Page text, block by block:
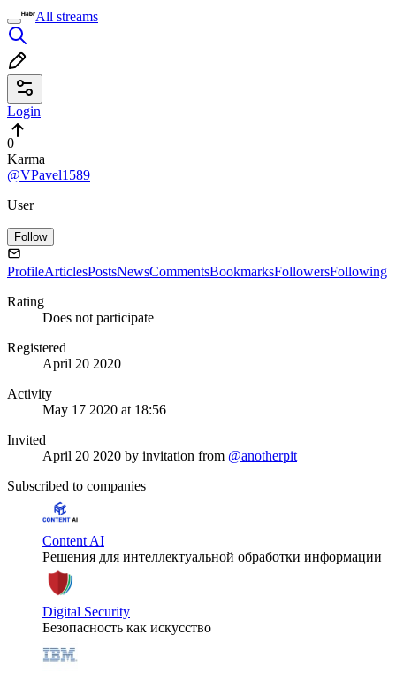
All streams
Login
0
Karma
@VPavel1589
User
Follow
ProfileArticlesPostsNewsCommentsBookmarksFollowersFollowing
Rating
Does not participate
Registered
April 20 2020
Activity
May 17 2020 at 18:56
Invited
April 20 2020 by invitation from @anotherpit
Subscribed to companies
Content AI
Решения для интеллектуальной обработки информации
Digital Security
Безопасность как искусство